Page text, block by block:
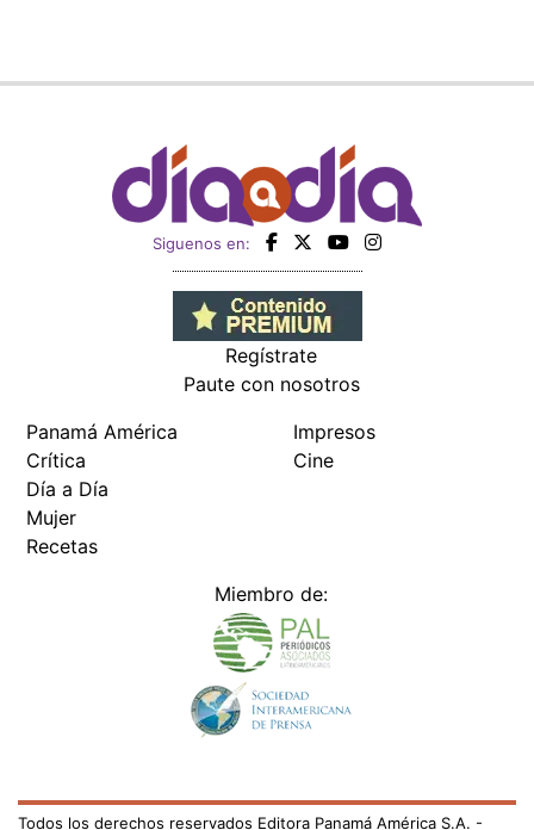
Siguenos en:
Regístrate
Paute con nosotros
Panamá América
Crítica
Día a Día
Mujer
Recetas
Impresos
Cine
Miembro de:
Todos los derechos reservados Editora Panamá América S.A. -